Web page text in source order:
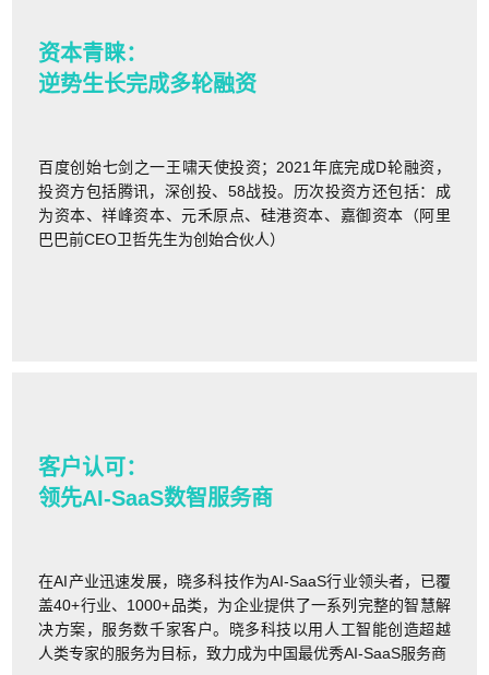
资本青睐：
逆势生长完成多轮融资
百度创始七剑之一王啸天使投资；2021年底完成D轮融资，
投资方包括腾讯，深创投、58战投。历次投资方还包括：成
为资本、祥峰资本、元禾原点、硅港资本、嘉御资本（阿里
巴巴前CEO卫哲先生为创始合伙人）
客户认可：
领先AI-SaaS数智服务商
在AI产业迅速发展，晓多科技作为AI-SaaS行业领头者，已覆
盖40+行业、1000+品类，为企业提供了一系列完整的智慧解
决方案，服务数千家客户。晓多科技以用人工智能创造超越
人类专家的服务为目标，致力成为中国最优秀AI-SaaS服务商